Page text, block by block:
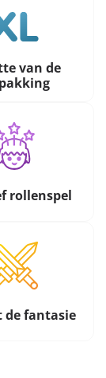
van de
rollenspel
de fantasie